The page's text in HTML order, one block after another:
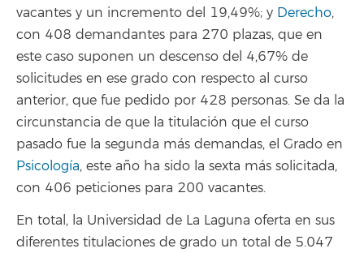
vacantes y un incremento del 19,49%; y Derecho,
con 408 demandantes para 270 plazas, que en
este caso suponen un descenso del 4,67% de
solicitudes en ese grado con respecto al curso
anterior, que fue pedido por 428 personas. Se da la
circunstancia de que la titulación que el curso
pasado fue la segunda más demandas, el Grado en
Psicología, este año ha sido la sexta más solicitada,
con 406 peticiones para 200 vacantes.
En total, la Universidad de La Laguna oferta en sus
diferentes titulaciones de grado un total de 5.047